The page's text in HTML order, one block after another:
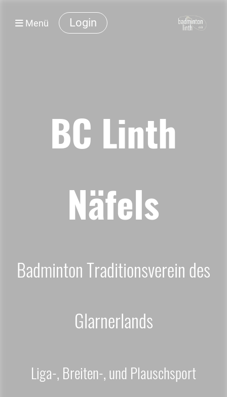
Login
Menü
BC Linth
Näfels
Badminton Traditionsverein des
Glarnerlands
Liga-, Breiten-, und Plauschsport